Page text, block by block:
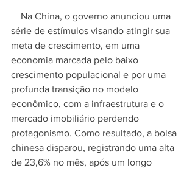
série de estímulos visando atingir sua
meta de crescimento, em uma
economia marcada pelo baixo
crescimento populacional e por uma
profunda transição no modelo
econômico, com a infraestrutura e o
mercado imobiliário perdendo
protagonismo. Como resultado, a bolsa
chinesa disparou, registrando uma alta
de 23,6% no mês, após um longo